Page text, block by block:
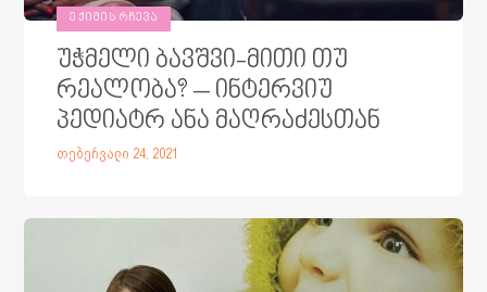
ᲔᲥᲘᲛᲘᲡ ᲠᲩᲔᲕᲐ
უჭმელი ბავშვი-მითი თუ
რეალობა? – ინტერვიუ
პედიატრ ანა მაღრაძესთან
თებერვალი 24, 2021